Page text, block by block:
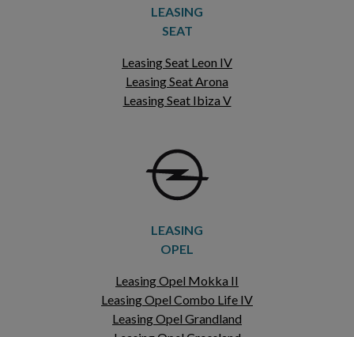
LEASING
SEAT
Leasing Seat Leon IV
Leasing Seat Arona
Leasing Seat Ibiza V
LEASING
OPEL
Leasing Opel Mokka II
Leasing Opel Combo Life IV
Leasing Opel Grandland